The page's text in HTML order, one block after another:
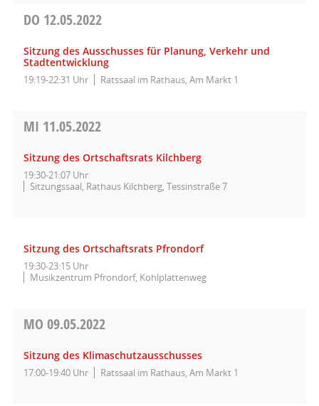
DO 12.05.2022
Sitzung des Ausschusses für Planung, Verkehr und
Stadtentwicklung
19:19-22:31 Uhr Ratssaal im Rathaus, Am Markt 1
MI 11.05.2022
Sitzung des Ortschaftsrats Kilchberg
19:30-21:07 Uhr
Sitzungssaal, Rathaus Kilchberg, Tessinstraße 7
Sitzung des Ortschaftsrats Pfrondorf
19:30-23:15 Uhr
Musikzentrum Pfrondorf, Kohlplattenweg
MO 09.05.2022
Sitzung des Klimaschutzausschusses
17:00-19:40 Uhr Ratssaal im Rathaus, Am Markt 1